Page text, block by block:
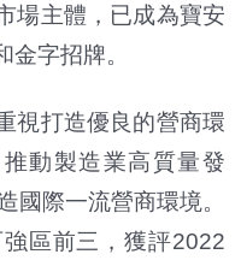
場主體，已成為寶安
字招牌。
視打造優良的營商環
動製造業高質量發
國際一流營商環境。
區前三，獲評2022